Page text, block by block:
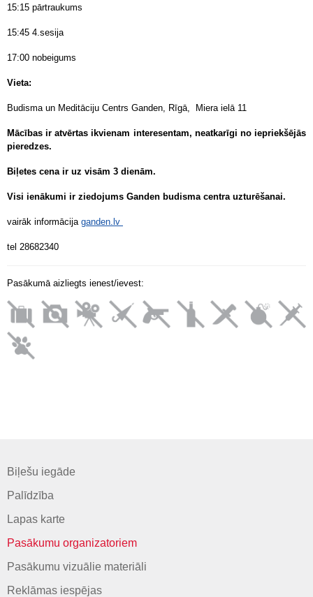
15:15 pārtraukums
15:45 4.sesija
17:00 nobeigums
Vieta:
Budisma un Meditāciju Centrs Ganden, Rīgā, Miera ielā 11
Mācības ir atvērtas ikvienam interesentam, neatkarīgi no iepriekšējās
pieredzes.
Biļetes cena ir uz visām 3 dienām.
Visi ienākumi ir ziedojums Ganden budisma centra uzturēšanai.
vairāk informācija ganden.lv
tel 28682340
Pasākumā aizliegts ienest/ievest:
Biļešu iegāde
Palīdzība
Lapas karte
Pasākumu organizatoriem
Pasākumu vizuālie materiāli
Reklāmas iespējas